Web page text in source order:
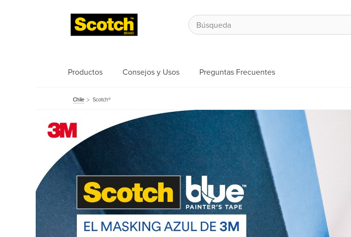
Productos Consejos y Usos Preguntas Frecuentes
Chile Scotch®